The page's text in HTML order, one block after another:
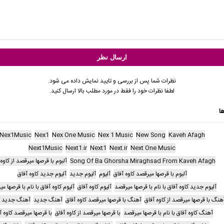
نظرات شما پس از بررسی و تایید نمایش داده می شود.
لطفا نظرات خود را فقط در مورد مطلب بالا ارسال کنید.
Kaveh Afagh
New Song
Nex 1 Music
Nex One Music
Nex1
Next One Music
Next.ir
Next1
Next1.ir
Next1Music
Song Of Ba Ghorsha Miraghsad From Kaveh Afagh آلبوم با قرصها میرقصد از
آلبوم با قرصها میرقصد کاوه آفاق آلیوم آلیوم جدید آلیوم جدید کاوه آفاق
آلیوم جدید کاوه آفاق با نام با قرصها میرقصد آلیوم کاوه آفاق آلیوم کاوه آفاق با نام با قرصها
با قرصها میرقصد از کاوه آفاق آهنگ با قرصها میرقصد کاوه آفاق آهنگ جدید آهنگ جدید
آهنگ کاوه آفاق با نام با قرصها میرقصد با قرصها میرقصد از کاوه آفاق با قرصها میرقصد کاوه